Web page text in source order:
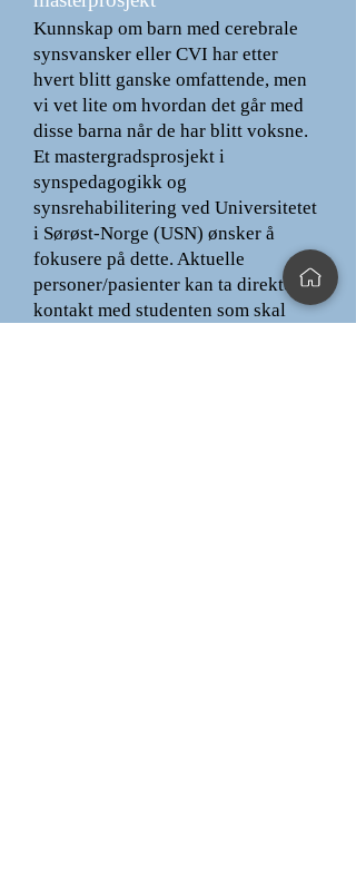
Kunnskap om barn med cerebrale
synsvansker eller CVI har etter
hvert blitt ganske omfattende, men
vi vet lite om hvordan det går med
disse barna når de har blitt voksne.
Et mastergradsprosjekt i
synspedagogikk og
synsrehabilitering ved Universitetet
i Sørøst-Norge (USN) ønsker å
fokusere på dette. Aktuelle
personer/pasienter kan ta direkte
kontakt med studenten som skal